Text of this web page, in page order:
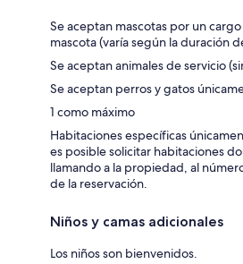
Se aceptan mascotas por un
mascota (varía según la duración
Se aceptan animales de servicio
Se aceptan perros y gatos
1 como máximo
Habitaciones específicas
es posible solicitar habitaciones
llamando a la propiedad, al
de la reservación.
Niños y camas adicionales
Los niños son bienvenidos.